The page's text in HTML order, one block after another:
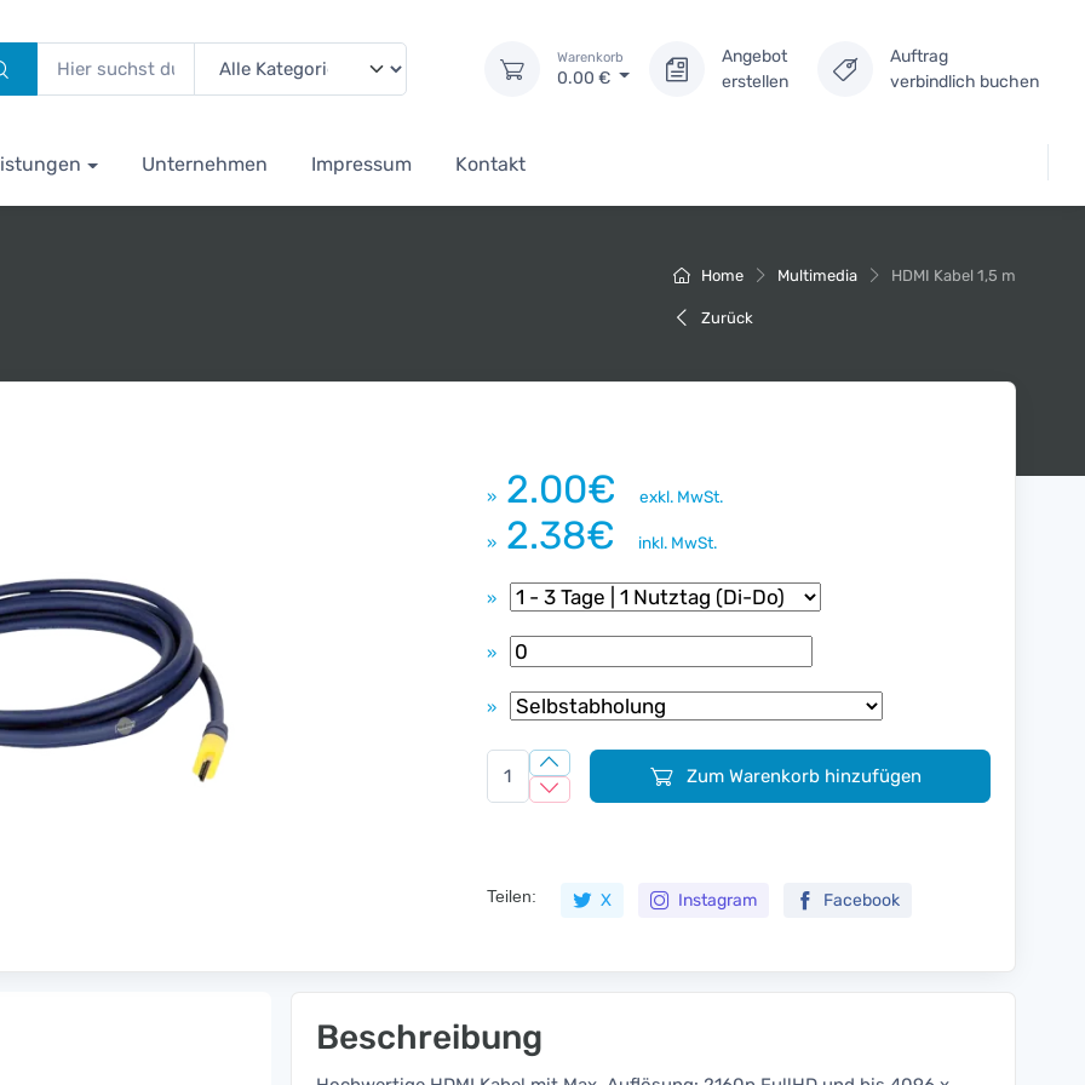
Warenkorb
0.00 €
Angebot
erstellen
Auftrag
verbindlich buchen
Unternehmen Impressum Kontakt
Home Multimedia HDMI Kabel 1,5 m
Zurück
» 2.00€ exkl. MwSt.
» 2.38€ inkl. MwSt.
»
»
»
Zum Warenkorb hinzufügen
Teilen: X Instagram Facebook
Beschreibung